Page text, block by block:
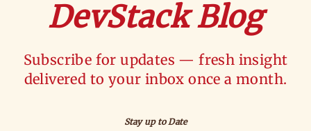
DevStack Blog
Subscribe for updates — fresh insight
delivered to your inbox once a month.
Stay up to Date